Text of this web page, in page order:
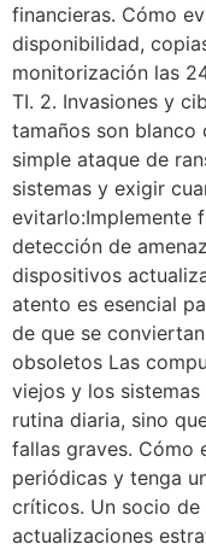
financieras. Cómo
disponibilidad,
monitorización las
TI. 2. Invasiones y
tamaños son blanco
simple ataque de
sistemas y exigir
evitarlo:Implemente
detección de
dispositivos
atento es esencial
de que se
obsoletos Las
viejos y los
rutina diaria, sino
fallas graves. Cómo
periódicas y tenga
críticos. Un socio de
actualizaciones